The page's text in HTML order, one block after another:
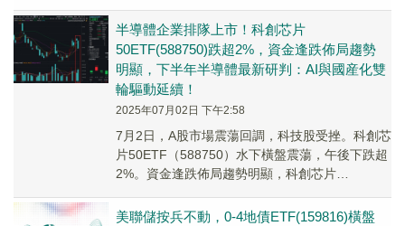
半導體企業排隊上市！科創芯片
50ETF(588750)跌超2%，資金逢跌佈局趨勢
明顯，下半年半導體最新研判：AI與國産化雙
輪驅動延續！
2025年07月02日 下午2:58
7月2日，A股市場震蕩回調，科技股受挫。科創芯
片50ETF（588750）水下橫盤震蕩，午後下跌超
2%。資金逢跌佈局趨勢明顯，科創芯片
美聯儲按兵不動，0-4地債ETF(159816)橫盤